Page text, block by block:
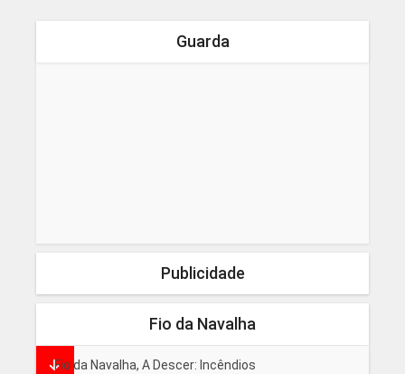
Guarda
Publicidade
Fio da Navalha
Fio da Navalha, A Descer: Incêndios